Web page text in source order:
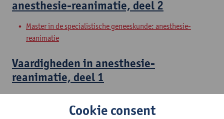
anesthesie-reanimatie, deel 2
Master in de specialistische geneeskunde: anesthesie-
reanimatie
Vaardigheden in anesthesie-
reanimatie, deel 1
Cookie consent